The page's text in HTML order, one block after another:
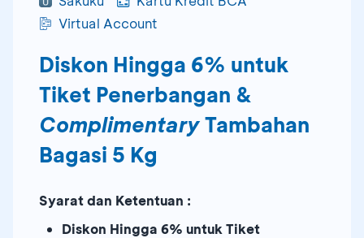
Virtual Account
Diskon Hingga 6% untuk
Tiket Penerbangan &
ComplimentaryTambahan
Bagasi 5 Kg
Syarat dan Ketentuan :
Diskon Hingga 6% untuk Tiket